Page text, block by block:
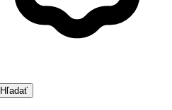
Hľadať